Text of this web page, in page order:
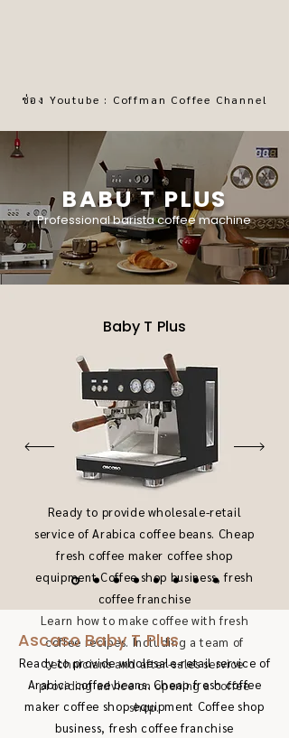
ช่อง Youtube : Coffman Coffee Channel
BABU T PLUS
Professional barista coffee machine
Baby T Plus
Ready to provide wholesale-retail
service of Arabica coffee beans. Cheap
fresh coffee maker coffee shop
equipment Coffee shop business, fresh
coffee franchise
Learn how to make coffee with fresh
coffee recipes. Including a team of
technicians and after-sales service
providing advice on opening a coffee
shop.
Ascaso Baby T Plus
Ready to provide wholesale-retail service of
Arabica coffee beans. Cheap fresh coffee
maker coffee shop equipment Coffee shop
business, fresh coffee franchise